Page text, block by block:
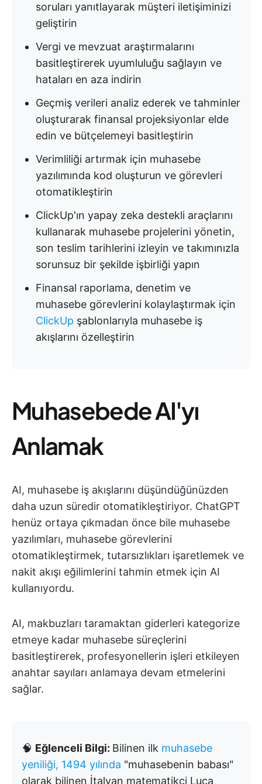
soruları yanıtlayarak müşteri iletişiminizi
geliştirin
Vergi ve mevzuat araştırmalarını
basitleştirerek uyumluluğu sağlayın ve
hataları en aza indirin
Geçmiş verileri analiz ederek ve tahminler
oluşturarak finansal projeksiyonlar elde
edin ve bütçelemeyi basitleştirin
Verimliliği artırmak için muhasebe
yazılımında kod oluşturun ve görevleri
otomatikleştirin
ClickUp'ın yapay zeka destekli araçlarını
kullanarak muhasebe projelerini yönetin,
son teslim tarihlerini izleyin ve takımınızla
sorunsuz bir şekilde işbirliği yapın
Finansal raporlama, denetim ve
muhasebe görevlerini kolaylaştırmak için
ClickUp şablonlarıyla muhasebe iş
akışlarını özelleştirin
Muhasebede AI'yı
Anlamak
AI, muhasebe iş akışlarını düşündüğünüzden
daha uzun süredir otomatikleştiriyor. ChatGPT
henüz ortaya çıkmadan önce bile muhasebe
yazılımları, muhasebe görevlerini
otomatikleştirmek, tutarsızlıkları işaretlemek ve
nakit akışı eğilimlerini tahmin etmek için AI
kullanıyordu.
AI, makbuzları taramaktan giderleri kategorize
etmeye kadar muhasebe süreçlerini
basitleştirerek, profesyonellerin işleri etkileyen
anahtar sayıları anlamaya devam etmelerini
sağlar.
🧠 Eğlenceli Bilgi: Bilinen ilk muhasebe
yeniliği, 1494 yılında "muhasebenin babası"
olarak bilinen İtalyan matematikçi Luca